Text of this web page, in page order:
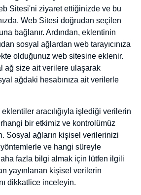
şekilde çalışabilmesi, sitenin
hizmetlerden yararlanabilmeniz için
internet sitesinin etkin şekilde
cevap verecek şekilde optimize
ve siteyi nasıl kullandığınız
Nitelikleri gereği bu türdeki
içerebilir. Örneğin sitenin görüntülenme
birer işlevsel çerezdir.
ve üçüncü taraflara ait alan adlarını
birincil ve üçüncü taraf çerezlerdir.
alan adlarındaki tıklama ve ziyaret
alan adları arasında bu kayıtların